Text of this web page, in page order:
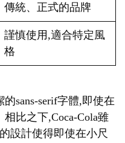
傳統、正式的品牌
謹慎使用,適合特定風
格
sans-serif字體,即使在
比之下,Coca-Cola雖
設計使得即使在小尺